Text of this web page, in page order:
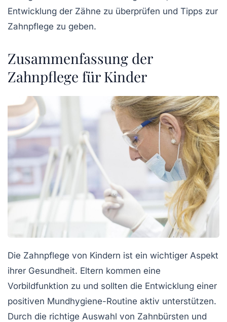
Entwicklung der Zähne zu überprüfen und Tipps zur
Zahnpflege zu geben.
Zusammenfassung der
Zahnpflege für Kinder
Die Zahnpflege von Kindern ist ein wichtiger Aspekt
ihrer Gesundheit. Eltern kommen eine
Vorbildfunktion zu und sollten die Entwicklung einer
positiven Mundhygiene-Routine aktiv unterstützen.
Durch die richtige Auswahl von Zahnbürsten und